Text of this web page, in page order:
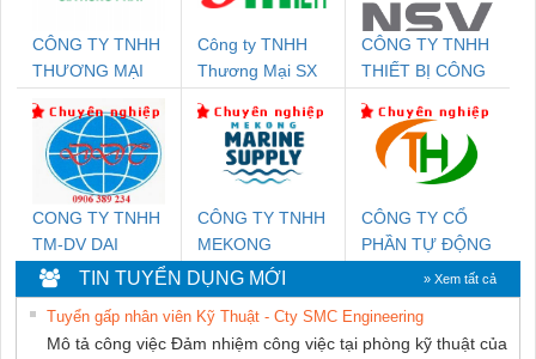
CÔNG TY TNHH
THƯƠNG MẠI
THUẬT ĐIỆN CƠ
GIA HƯNG PHÁT
Công ty TNHH
Thương Mại SX
CÔNG TY TNHH
THIẾT BỊ CÔNG
SETSUBI VIỆT
NAM
CONG TY TNHH
TM-DV DAI
DONG THANH
CÔNG TY TNHH
MEKONG
MARINE
SUPPLY
CÔNG TY CỔ
PHẦN TỰ ĐỘNG
TIẾN HƯNG
TIN TUYỂN DỤNG MỚI » Xem tất cả
Tuyển gấp nhân viên Kỹ Thuật - Cty SMC Engineering
Mô tả công việc Đảm nhiệm công việc tại phòng kỹ thuật của